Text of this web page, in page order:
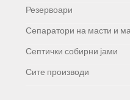
Резервоари
Сепаратори на масти и
Септички собирни јами
Сите производи